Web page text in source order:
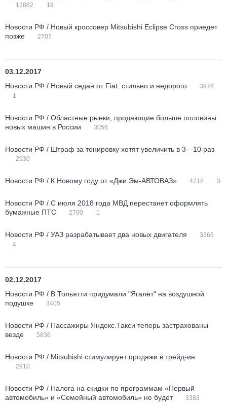
12882 19
Новости РФ / Новый кроссовер Mitsubishi Eclipse Cross приедет
позже
2707
03.12.2017
Новости РФ / Новый седан от Fiat: стильно и недорого
3976
1
Новости РФ / Областные рынки, продающие больше половины
новых машин в России
3056
Новости РФ / Штраф за тонировку хотят увеличить в 3—10 раз
2930
Новости РФ / К Новому году от «Джи Эм-АВТОВАЗ» 4718 3
Новости РФ / С июля 2018 года МВД перестанет оформлять
бумажные ПТС
2700 1
Новости РФ / УАЗ разрабатывает два новых двигателя
3366
4
02.12.2017
Новости РФ / В Тольятти придумали "Ягалёт" на воздушной
подушке
3405
Новости РФ / Пассажиры Яндекс.Такси теперь застрахованы
везде
5836
Новости РФ / Mitsubishi стимулирует продажи в трейд-ин
2910
Новости РФ / Налога на скидки по программам «Первый
автомобиль» и «Семейный автомобиль» не будет
3383